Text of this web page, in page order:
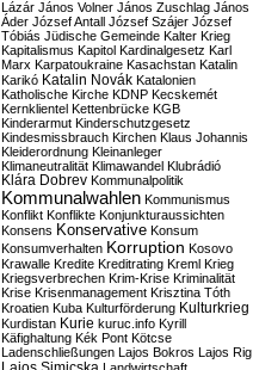
Lázár János Volner János Zuschlag János
Áder József Antall József Szájer József
Tóbiás Jüdische Gemeinde Kalter Krieg
Kapitalismus Kapitol Kardinalgesetz Karl
Marx Karpatoukraine Kasachstan Katalin
Karikó Katalin Novák Katalonien
Katholische Kirche KDNP Kecskemét
Kernklientel Kettenbrücke KGB
Kinderarmut Kinderschutzgesetz
Kindesmissbrauch Kirchen Klaus Johannis
Kleiderordnung Kleinanleger
Klimaneutralität Klimawandel Klubrádió
Klára Dobrev Kommunalpolitik
Kommunalwahlen Kommunismus
Konflikt Konflikte Konjunkturaussichten
Konsens Konservative Konsum
Konsumverhalten Korruption Kosovo
Krawalle Kredite Kreditrating Kreml Krieg
Kriegsverbrechen Krim-Krise Kriminalität
Krise Krisenmanagement Krisztina Tóth
Kroatien Kuba Kulturförderung Kulturkrieg
Kurdistan Kurie kuruc.info Kyrill
Käfighaltung Kék Pont Kötcse
Ladenschließungen Lajos Bokros Lajos Rig